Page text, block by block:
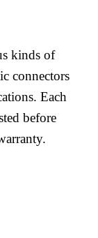
kinds of
connectors
Each
before